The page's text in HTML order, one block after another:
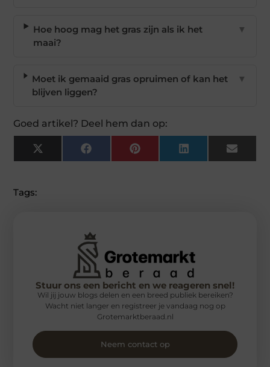
Hoe hoog mag het gras zijn als ik het
maai?
▼
Moet ik gemaaid gras opruimen of kan het
blijven liggen?
▼
Goed artikel? Deel hem dan op:
X
(Twitter)
FacebookPinterest LinkedIn Email
Tags:
Stuur ons een bericht en we reageren snel!
Wil jij jouw blogs delen en een breed publiek bereiken?
Wacht niet langer en registreer je vandaag nog op
Grotemarktberaad.nl
Neem contact op